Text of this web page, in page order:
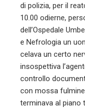
di polizia, per il
10.00 odierne,
dell’Ospedale
e Nefrologia un
celava un certo
insospettiva
controllo
con mossa
terminava al piano